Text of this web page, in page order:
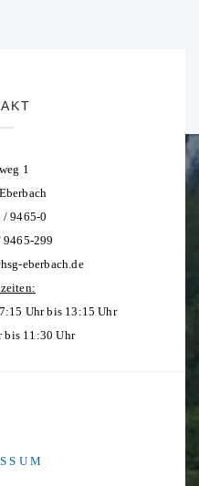
1
/ 9465-0
9465-299
eberbach.de
Uhr bis 13:15 Uhr
bis 11:30 Uhr
S U M